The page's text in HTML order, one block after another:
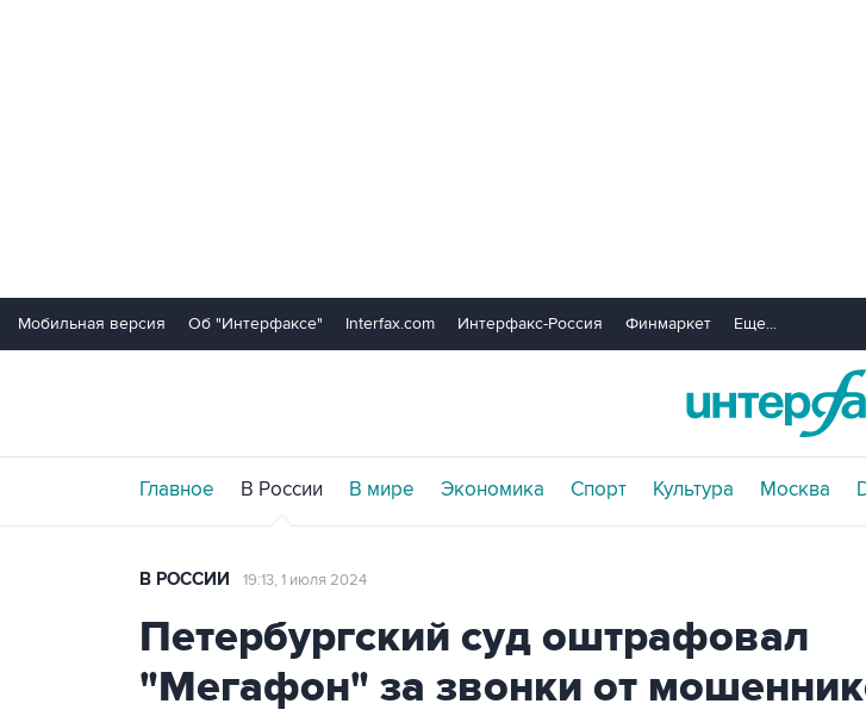
Мобильная версия Об "Интерфаксе" Interfax.com Интерфакс-Россия Финмаркет Еще...
Главное В России В мире Экономика Спорт Культура Москва
В РОССИИ 19:13, 1 июля 2024
Петербургский суд оштрафовал
"Мегафон" за звонки от